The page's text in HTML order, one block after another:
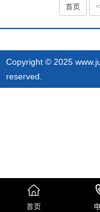
首页
Copyright © 2025
reserved.
首页